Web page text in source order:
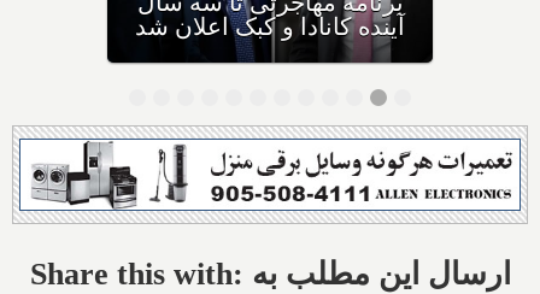
دیگری مهاجرت می‌کنند
Share this with: ارسال این مطلب به